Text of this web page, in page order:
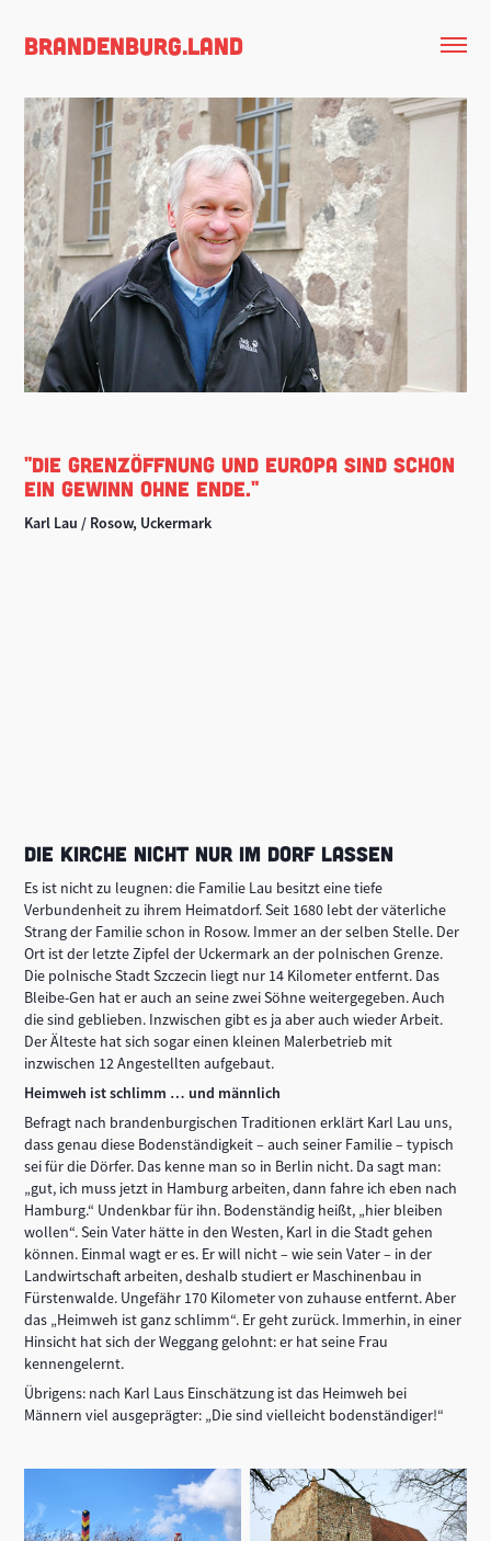
brandenburg.land
"DIE GRENZÖFFNUNG UND EUROPA SIND SCHON
EIN GEWINN OHNE ENDE."
Karl Lau / Rosow, Uckermark
DIE KIRCHE NICHT NUR IM DORF LASSEN
Es ist nicht zu leugnen: die Familie Lau besitzt eine tiefe
Verbundenheit zu ihrem Heimatdorf. Seit 1680 lebt der väterliche
Strang der Familie schon in Rosow. Immer an der selben Stelle. Der
Ort ist der letzte Zipfel der Uckermark an der polnischen Grenze.
Die polnische Stadt Szczecin liegt nur 14 Kilometer entfernt. Das
Bleibe-Gen hat er auch an seine zwei Söhne weitergegeben. Auch
die sind geblieben. Inzwischen gibt es ja aber auch wieder Arbeit.
Der Älteste hat sich sogar einen kleinen Malerbetrieb mit
inzwischen 12 Angestellten aufgebaut.
Heimweh ist schlimm … und männlich
Befragt nach brandenburgischen Traditionen erklärt Karl Lau uns,
dass genau diese Bodenständigkeit – auch seiner Familie – typisch
sei für die Dörfer. Das kenne man so in Berlin nicht. Da sagt man:
„gut, ich muss jetzt in Hamburg arbeiten, dann fahre ich eben nach
Hamburg.“ Undenkbar für ihn. Bodenständig heißt, „hier bleiben
wollen“. Sein Vater hätte in den Westen, Karl in die Stadt gehen
können. Einmal wagt er es. Er will nicht – wie sein Vater – in der
Landwirtschaft arbeiten, deshalb studiert er Maschinenbau in
Fürstenwalde. Ungefähr 170 Kilometer von zuhause entfernt. Aber
das „Heimweh ist ganz schlimm“. Er geht zurück. Immerhin, in einer
Hinsicht hat sich der Weggang gelohnt: er hat seine Frau
kennengelernt.
Übrigens: nach Karl Laus Einschätzung ist das Heimweh bei
Männern viel ausgeprägter: „Die sind vielleicht bodenständiger!“